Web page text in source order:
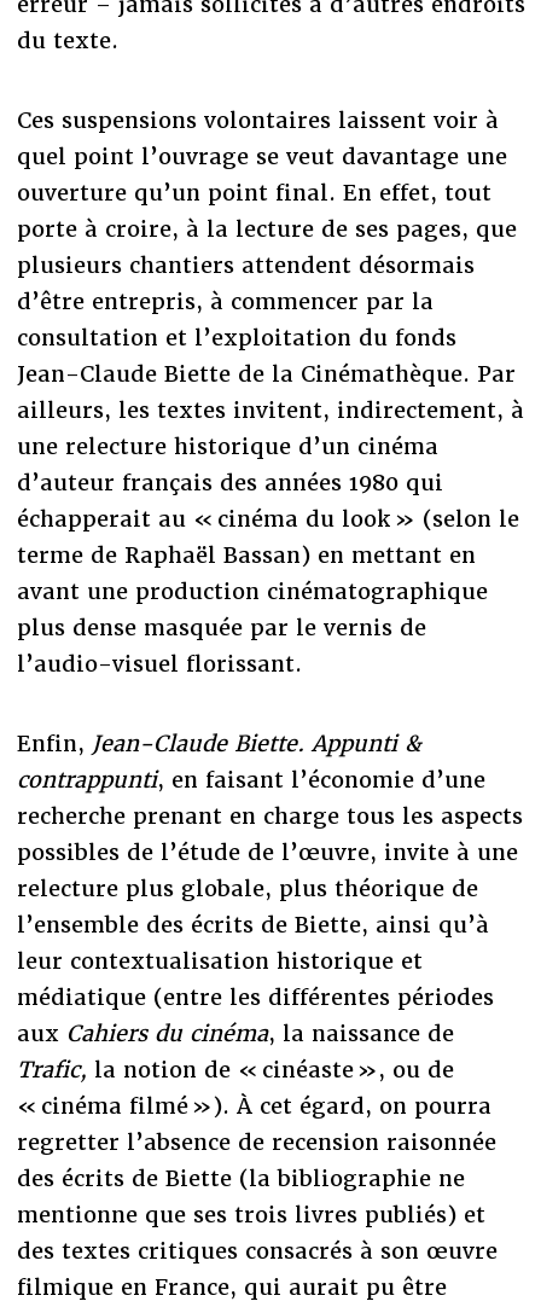
du texte.
Ces suspensions volontaires laissent voir à
quel point l’ouvrage se veut davantage une
ouverture qu’un point final. En effet, tout
porte à croire, à la lecture de ses pages, que
plusieurs chantiers attendent désormais
d’être entrepris, à commencer par la
consultation et l’exploitation du fonds
Jean-Claude Biette de la Cinémathèque. Par
ailleurs, les textes invitent, indirectement, à
une relecture historique d’un cinéma
d’auteur français des années 1980 qui
échapperait au « cinéma du look » (selon le
terme de Raphaël Bassan) en mettant en
avant une production cinématographique
plus dense masquée par le vernis de
l’audio-visuel florissant.
Enfin, Jean-Claude Biette. Appunti &
contrappunti, en faisant l’économie d’une
recherche prenant en charge tous les aspects
possibles de l’étude de l’œuvre, invite à une
relecture plus globale, plus théorique de
l’ensemble des écrits de Biette, ainsi qu’à
leur contextualisation historique et
médiatique (entre les différentes périodes
aux Cahiers du cinéma, la naissance de
Trafic, la notion de « cinéaste », ou de
« cinéma filmé »). À cet égard, on pourra
regretter l’absence de recension raisonnée
des écrits de Biette (la bibliographie ne
mentionne que ses trois livres publiés) et
des textes critiques consacrés à son œuvre
filmique en France, qui aurait pu être